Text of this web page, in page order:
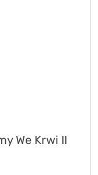
We Krwi II